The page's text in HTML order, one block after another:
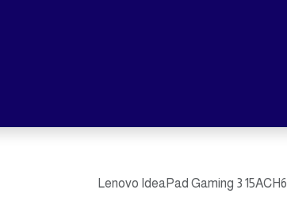
Lenovo IdeaPad Gaming 3 15ACH6